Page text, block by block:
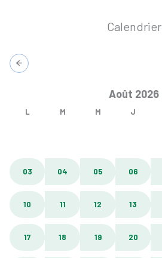
Calendrier
Août 2026
L M M J
03 04 05 06
10 11 12 13
17 18 19 20